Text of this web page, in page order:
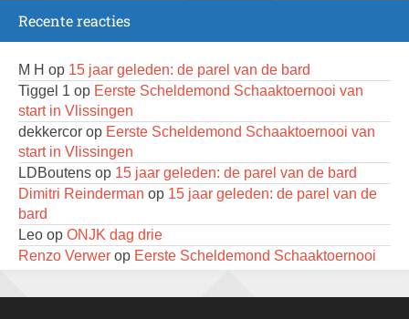
2e Utrechts kroegloperstoernooi
23 augustus 2026 · Utrecht
Open Eemlandtoernooi 2026
25 augustus 2026 · Bunschoten-Spakenburg
Nazomervierkampentoernooi 2026
28 augustus 2026 · Assen
KC Open
28 augustus 2026 · Haarlem
11e Goirles Weekend Kampioenschap
28 augustus 2026 · Goirle
Keisnel Schaaktoernooi
Recente reacties
M H op 15 jaar geleden: de parel van de bard
Tiggel 1 op Eerste Scheldemond Schaaktoernooi van
start in Vlissingen
dekkercor op Eerste Scheldemond Schaaktoernooi van
start in Vlissingen
LDBoutens op 15 jaar geleden: de parel van de bard
Dimitri Reinderman op 15 jaar geleden: de parel van de
bard
Leo op ONJK dag drie
Renzo Verwer op Eerste Scheldemond Schaaktoernooi
LDBoutensopEerste Scheldemond Schaaktoernooi van